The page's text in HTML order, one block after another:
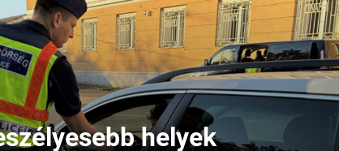
helyek